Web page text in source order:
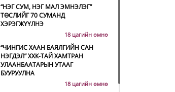
“НЭГ СУМ, НЭГ МАЛ ЭМНЭЛЭГ”
ТӨСЛИЙГ 70 СУМАНД
ХЭРЭГЖҮҮЛНЭ
18 цагийн өмнө
“ЧИНГИС ХААН БАЯЛГИЙН САН
НЭГДЭЛ” ХХК-ТАЙ ХАМТРАН
УЛААНБААТАРЫН УТААГ
БУУРУУЛНА
18 цагийн өмнө